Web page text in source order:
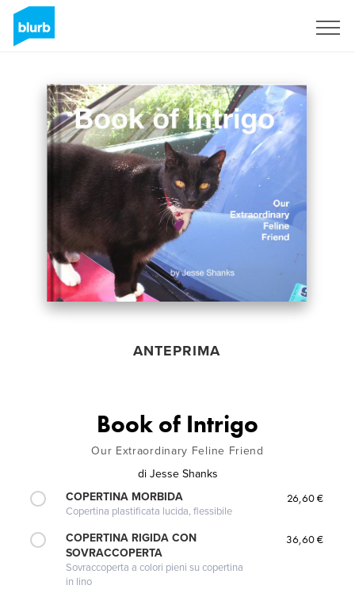
ANTEPRIMA
Book of Intrigo
Our Extraordinary Feline Friend
di Jesse Shanks
COPERTINA MORBIDA
Copertina plastificata lucida, flessibile
26,60 €
COPERTINA RIGIDA CON
SOVRACCOPERTA
Sovraccoperta a colori pieni su copertina
in lino
36,60 €